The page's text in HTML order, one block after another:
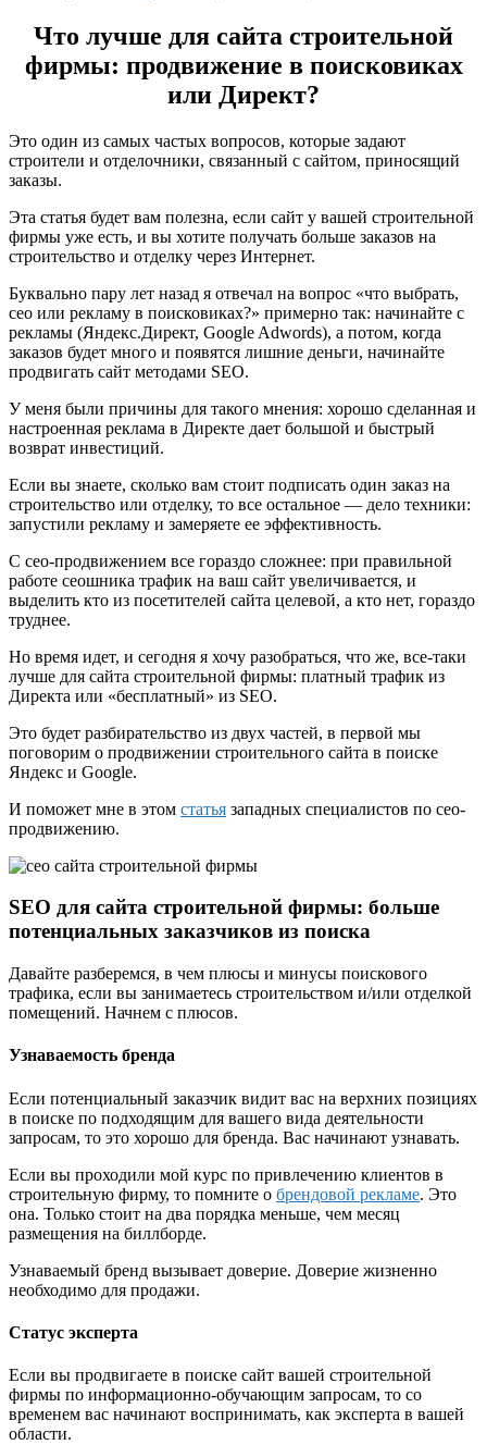
Что лучше для сайта строительной
фирмы: продвижение в поисковиках
или Директ?
Это один из самых частых вопросов, которые задают
строители и отделочники, связанный с сайтом, приносящий
заказы.
Эта статья будет вам полезна, если сайт у вашей строительной
фирмы уже есть, и вы хотите получать больше заказов на
строительство и отделку через Интернет.
Буквально пару лет назад я отвечал на вопрос «что выбрать,
сео или рекламу в поисковиках?» примерно так: начинайте с
рекламы (Яндекс.Директ, Google Adwords), а потом, когда
заказов будет много и появятся лишние деньги, начинайте
продвигать сайт методами SEO.
У меня были причины для такого мнения: хорошо сделанная и
настроенная реклама в Директе дает большой и быстрый
возврат инвестиций.
Если вы знаете, сколько вам стоит подписать один заказ на
строительство или отделку, то все остальное — дело техники:
запустили рекламу и замеряете ее эффективность.
С сео-продвижением все гораздо сложнее: при правильной
работе сеошника трафик на ваш сайт увеличивается, и
выделить кто из посетителей сайта целевой, а кто нет, гораздо
труднее.
Но время идет, и сегодня я хочу разобраться, что же, все-таки
лучше для сайта строительной фирмы: платный трафик из
Директа или «бесплатный» из SEO.
Это будет разбирательство из двух частей, в первой мы
поговорим о продвижении строительного сайта в поиске
Яндекс и Google.
И поможет мне в этом статья западных специалистов по сео-
продвижению.
SEO для сайта строительной фирмы: больше
потенциальных заказчиков из поиска
Давайте разберемся, в чем плюсы и минусы поискового
трафика, если вы занимаетесь строительством и/или отделкой
помещений. Начнем с плюсов.
Узнаваемость бренда
Если потенциальный заказчик видит вас на верхних позициях
в поиске по подходящим для вашего вида деятельности
запросам, то это хорошо для бренда. Вас начинают узнавать.
Если вы проходили мой курс по привлечению клиентов в
строительную фирму, то помните о брендовой рекламе. Это
она. Только стоит на два порядка меньше, чем месяц
размещения на биллборде.
Узнаваемый бренд вызывает доверие. Доверие жизненно
необходимо для продажи.
Статус эксперта
Если вы продвигаете в поиске сайт вашей строительной
фирмы по информационно-обучающим запросам, то со
временем вас начинают воспринимать, как эксперта в вашей
области.